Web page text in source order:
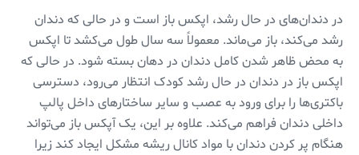
در دندان‌های در حال رشد، اپکس باز است و در حالی که دندان
رشد می‌کند، باز می‌ماند. معمولاً سه سال طول می‌کشد تا اپکس
به محض ظاهر شدن کامل دندان در دهان بسته شود. در حالی که
اپکس باز در دندان در حال رشد کودک انتظار می‌رود، دسترسی
باکتری‌ها را برای ورود به عصب و سایر ساختارهای داخل پالپ
داخلی دندان فراهم می‌کند. علاوه بر این، یک آپکس باز می‌تواند
هنگام پر کردن دندان با مواد کانال ریشه مشکل ایجاد کند زیرا